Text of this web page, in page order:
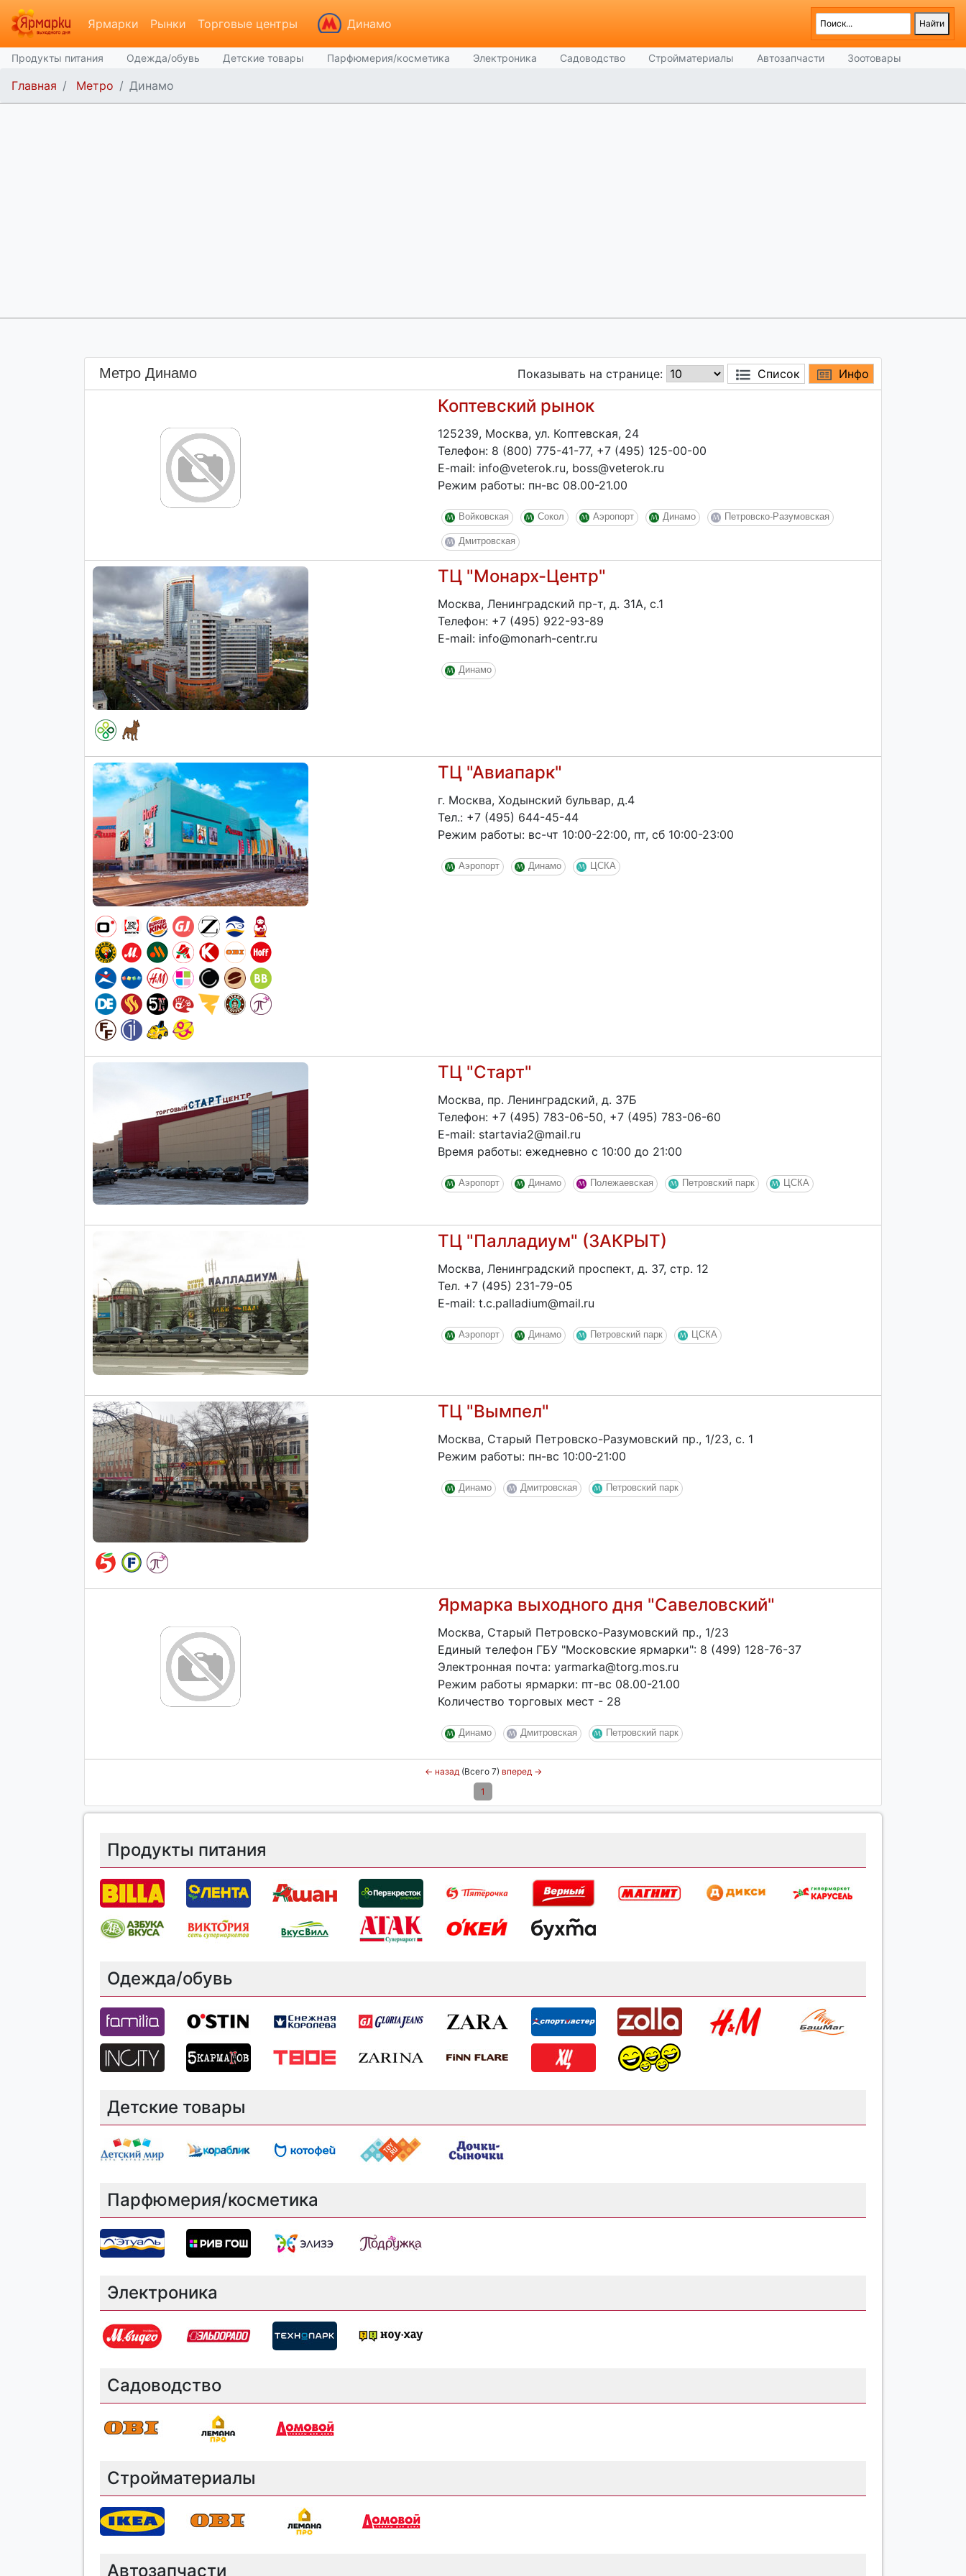
Ярмарки Рынки Торговые центры Динамо
Продукты питания Одежда/обувь Детские товары Парфюмерия/косметика Электроника Садоводство Стройматериалы Автозапчасти Зоотовары
Главная Метро Динамо
Показывать на странице: Список Инфо
Метро Динамо
Коптевский рынок
125239, Москва, ул. Коптевская, 24
Телефон: 8 (800) 775-41-77, +7 (495) 125-00-00
E-mail: info@veterok.ru, boss@veterok.ru
Режим работы: пн-вс 08.00-21.00
Войковская Сокол Аэропорт Динамо Петровско-Разумовская
Дмитровская
ТЦ "Монарх-Центр"
Москва, Ленинградский пр-т, д. 31А, с.1
Телефон: +7 (495) 922-93-89
E-mail: info@monarh-centr.ru
Динамо
ТЦ "Авиапарк"
г. Москва, Ходынский бульвар, д.4
Тел.: +7 (495) 644-45-44
Режим работы: вс-чт 10:00-22:00, пт, сб 10:00-23:00
Аэропорт Динамо ЦСКА
ТЦ "Старт"
Москва, пр. Ленинградский, д. 37Б
Телефон: +7 (495) 783-06-50, +7 (495) 783-06-60
E-mail: startavia2@mail.ru
Время работы: ежедневно с 10:00 до 21:00
Аэропорт Динамо Полежаевская Петровский парк ЦСКА
ТЦ "Палладиум" (ЗАКРЫТ)
Москва, Ленинградский проспект, д. 37, стр. 12
Тел. +7 (495) 231-79-05
E-mail: t.c.palladium@mail.ru
Аэропорт Динамо Петровский парк ЦСКА
ТЦ "Вымпел"
Москва, Старый Петровско-Разумовский пр., 1/23, с. 1
Режим работы: пн-вс 10:00-21:00
Динамо Дмитровская Петровский парк
Ярмарка выходного дня "Савеловский"
Москва, Старый Петровско-Разумовский пр., 1/23
Единый телефон ГБУ "Московские ярмарки": 8 (499) 128-76-37
Электронная почта: yarmarka@torg.mos.ru
Режим работы ярмарки: пт-вс 08.00-21.00
Количество торговых мест - 28
Динамо Дмитровская Петровский парк
← назад(Всего 7) вперед→
1
Продукты питания
Одежда/обувь
Детские товары
Парфюмерия/косметика
Электроника
Садоводство
Стройматериалы
Автозапчасти